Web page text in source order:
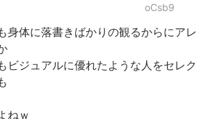
oCsb9
身体に落書きばかりの観るからにアレ
ビジュアルに優れたような人をセレク
ねｗ